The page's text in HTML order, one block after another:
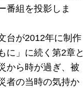
番組を投影しま
台が2012年に制作
に」に続く第2章と
から時が過ぎ、被
者の当時の気持か